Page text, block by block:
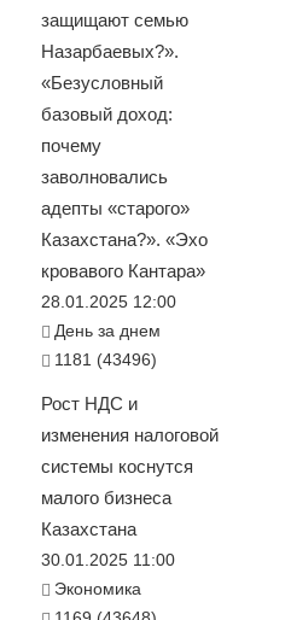
защищают семью
Назарбаевых?».
«Безусловный
базовый доход:
почему
заволновались
адепты «старого»
Казахстана?». «Эхо
кровавого Кантара»
28.01.2025 12:00
День за днем
1181 (43496)
Рост НДС и
изменения налоговой
системы коснутся
малого бизнеса
Казахстана
30.01.2025 11:00
Экономика